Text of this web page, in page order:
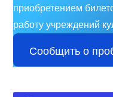
приобретением
работу учреждений
Сообщить о